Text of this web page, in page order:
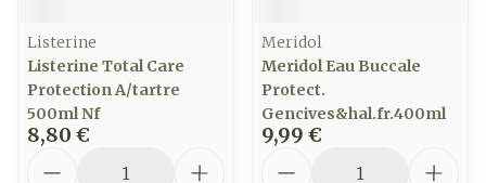
Listerine
Listerine Total Care
Protection A/tartre
500ml Nf
8,80 €
Meridol
Meridol Eau Buccale
Protect.
Gencives&hal.fr.400ml
9,99 €